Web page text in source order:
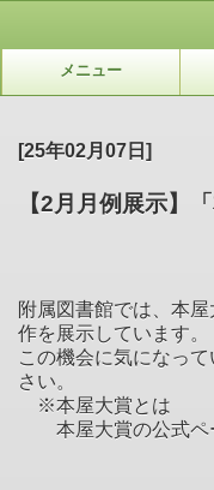
メニュー
[25年02月07日]
【2月月例展示】
附属図書館では、本
作を展示しています。
この機会に気になっ
さい。
※本屋大賞とは
本屋大賞の公式